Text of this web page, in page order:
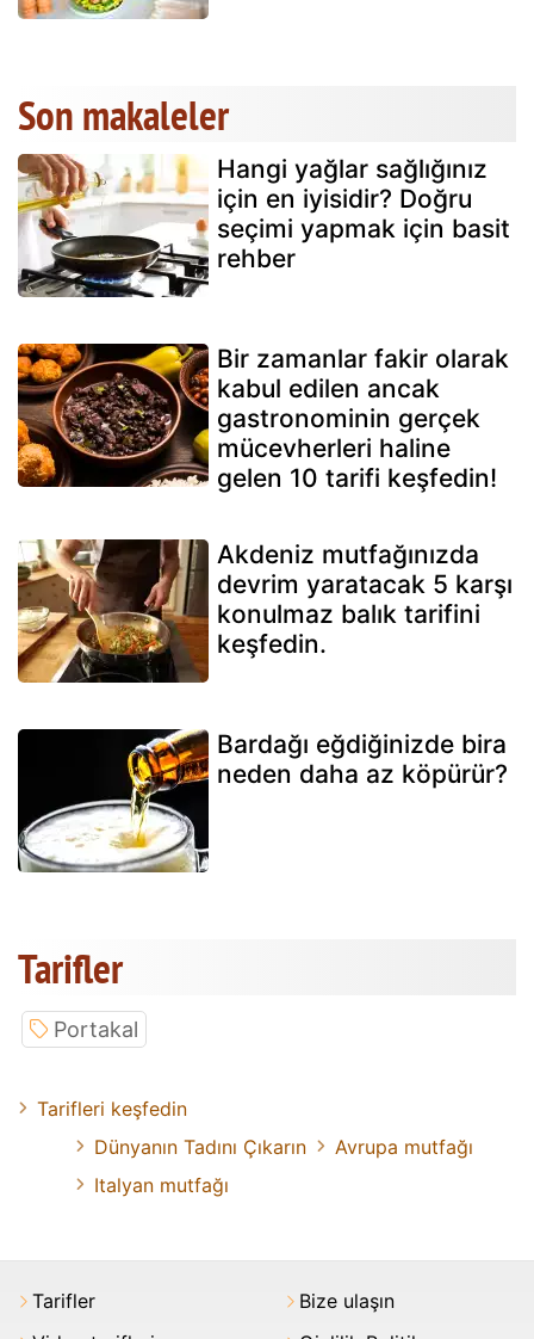
Son makaleler
Hangi yağlar sağlığınız
için en iyisidir? Doğru
seçimi yapmak için basit
rehber
Bir zamanlar fakir olarak
kabul edilen ancak
gastronominin gerçek
mücevherleri haline
gelen 10 tarifi keşfedin!
Akdeniz mutfağınızda
devrim yaratacak 5 karşı
konulmaz balık tarifini
keşfedin.
Bardağı eğdiğinizde bira
neden daha az köpürür?
Tarifler
Portakal
Tarifleri keşfedin
Dünyanın Tadını Çıkarın
Avrupa mutfağı
Italyan mutfağı
Tarifler
Bize ulaşın